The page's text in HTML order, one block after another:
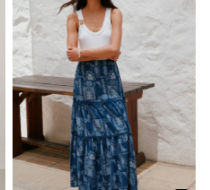
Socks
Multipacks
Sport & Swimwear
Trainers & Pumps
Swimwear
Tops
Shorts
Joggers
adidas
Nike